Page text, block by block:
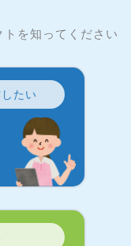
を知ってください
たい